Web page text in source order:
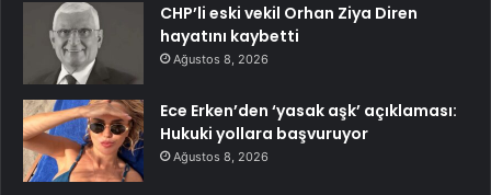
CHP’li eski vekil Orhan Ziya Diren
hayatını kaybetti
Ağustos 8, 2026
Ece Erken’den ‘yasak aşk’ açıklaması:
Hukuki yollara başvuruyor
Ağustos 8, 2026